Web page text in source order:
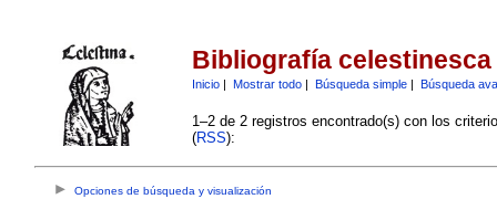
Bibliografía celestinesca
Inicio| Mostrar todo| Búsqueda simple| Búsqueda
1–2 de 2 registros encontrado(s) con los
(RSS):
Opciones de búsqueda y visualización